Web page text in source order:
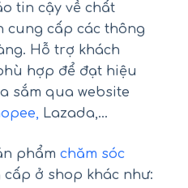
tin cậy về chất
cung cấp các thông
Hỗ trợ khách
hợp để đạt hiệu
sắm qua website
Lazada,…
phẩm chăm sóc
cấp ở shop khác như: